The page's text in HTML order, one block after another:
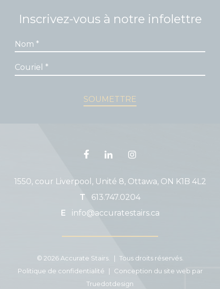
Inscrivez-vous à notre infolettre
1550, cour Liverpool, Unité 8, Ottawa, ON K1B 4L2
T
613.747.0204
E
info@accuratestairs.ca
© 2026 Accurate Stairs. | Tous droits réservés.
Politique de confidentialité
|
Conception du site web par
Truedotdesign